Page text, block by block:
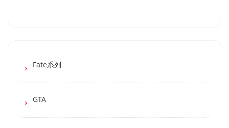
Fate系列
GTA